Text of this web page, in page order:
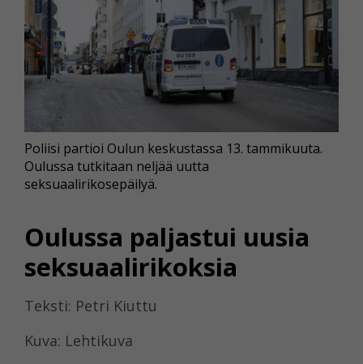
Oulussa paljastui uusia
seksuaalirikoksia
Teksti: Petri Kiuttu
Kuva: Lehtikuva
Poliisi partioi Oulun keskustassa 13. tammikuuta.
Oulussa tutkitaan neljää uutta
seksuaalirikosepäilyä.